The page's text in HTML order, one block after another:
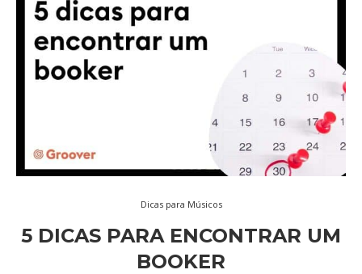
Dicas para Músicos
5 DICAS PARA ENCONTRAR UM
BOOKER